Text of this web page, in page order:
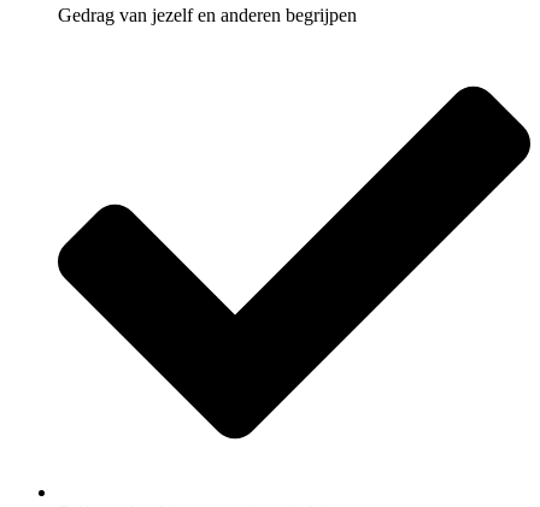
Gedrag van jezelf en anderen begrijpen